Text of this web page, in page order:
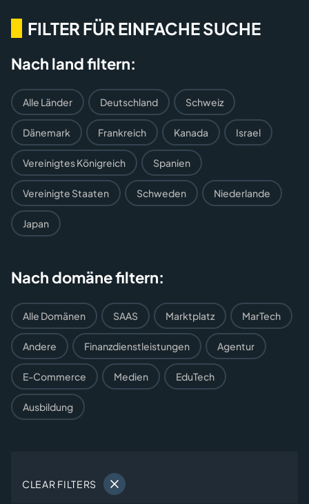
FILTER FÜR EINFACHE SUCHE
Nach land filtern:
Alle Länder Deutschland Schweiz
Dänemark Frankreich Kanada Israel
Vereinigtes Königreich Spanien
Vereinigte Staaten Schweden Niederlande
Japan
Nach domäne filtern:
Alle Domänen SAAS Marktplatz MarTech
Andere Finanzdienstleistungen Agentur
E-Commerce Medien EduTech
Ausbildung
CLEAR FILTERS